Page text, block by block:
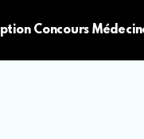
Concours